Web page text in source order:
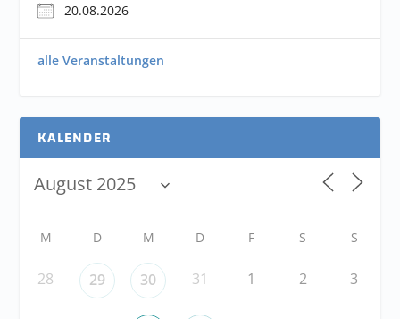
20.08.2026
alle Veranstaltungen
KALENDER
M D M D F S S
28 29 30 31 1 2 3